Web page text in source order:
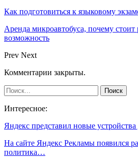
Как подготовиться к языковому
Аренда микроавтобуса, почему стоит
возможность
Prev Next
Комментарии закрыты.
Интересное:
Яндекс представил новые
На сайте Яндекс Рекламы появился
политика…